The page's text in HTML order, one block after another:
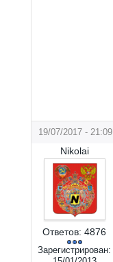
19/07/2017 - 21:09
Nikolai
Ответов: 4876
Зарегистрирован: